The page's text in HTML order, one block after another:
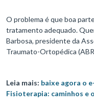
O problema é que boa
tratamento adequado.
Barbosa, presidente da
Traumato-Ortopédica
Leia mais: baixe agora o
Fisioterapia: caminhos e